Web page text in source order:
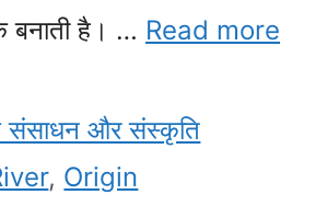
बनाती है। … Read more
संसाधन और संस्कृति
, Origin